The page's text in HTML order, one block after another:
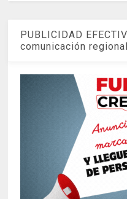
PUBLICIDAD
comunicación